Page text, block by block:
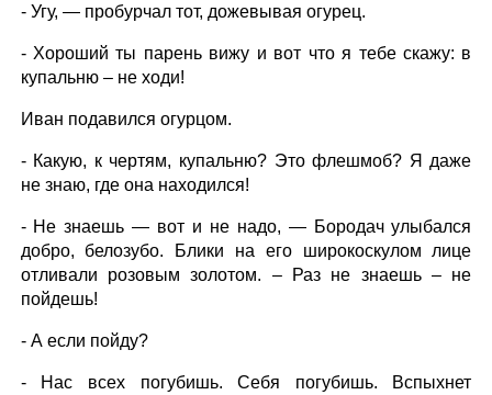
- Угу, — пробурчал тот, дожевывая огурец.
- Хороший ты парень вижу и вот что я тебе скажу: в
купальню – не ходи!
Иван подавился огурцом.
- Какую, к чертям, купальню? Это флешмоб? Я даже
не знаю, где она находился!
- Не знаешь — вот и не надо, — Бородач улыбался
добро, белозубо. Блики на его широкоскулом лице
отливали розовым золотом. – Раз не знаешь – не
пойдешь!
- А если пойду?
- Нас всех погубишь. Себя погубишь. Вспыхнет